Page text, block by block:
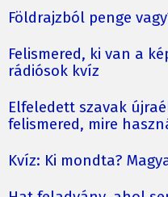
Földrajzból penge
Felismered, ki van a
rádiósok kvíz
Elfeledett szavak
felismered, mire
Kvíz: Ki mondta?